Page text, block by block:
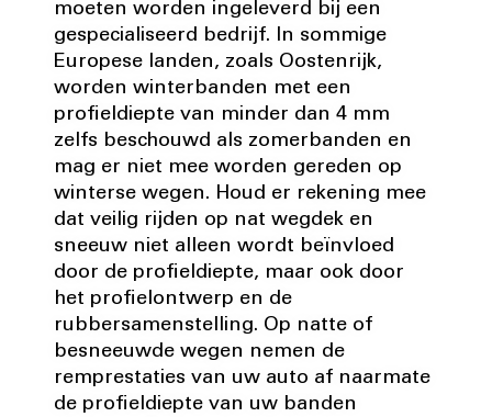
moeten worden ingeleverd bij een
gespecialiseerd bedrijf. In sommige
Europese landen, zoals Oostenrijk,
worden winterbanden met een
profieldiepte van minder dan 4 mm
zelfs beschouwd als zomerbanden en
mag er niet mee worden gereden op
winterse wegen. Houd er rekening mee
dat veilig rijden op nat wegdek en
sneeuw niet alleen wordt beïnvloed
door de profieldiepte, maar ook door
het profielontwerp en de
rubbersamenstelling. Op natte of
besneeuwde wegen nemen de
remprestaties van uw auto af naarmate
de profieldiepte van uw banden